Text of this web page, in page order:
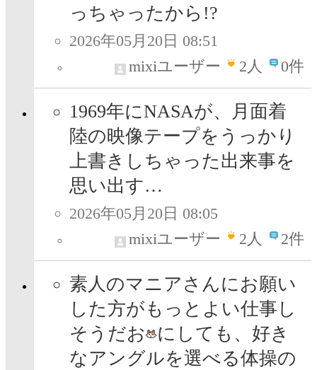
っちゃったから!?
2026年05月20日 08:51
mixiユーザー
2人 0件
1969年にNASAが、月面着
陸の映像テープをうっかり
上書きしちゃった出来事を
思い出す…
2026年05月20日 08:05
mixiユーザー
2人 2件
素人のマニアさんにお願い
した方がもっとよい仕事し
そうだお
にしても、好き
なアングルを選べる体操の